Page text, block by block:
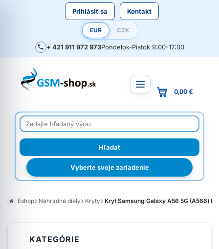
Prihlásiť sa Kontakt
EUR CZK
+ 421 911 972 973Pondelok-Piatok 9:00-17:00
Vyberte svoje zariadenie
0,00 €
Eshop Náhradné diely Kryty Kryt Samsung Galaxy A56 5G (A566)
KATEGÓRIE